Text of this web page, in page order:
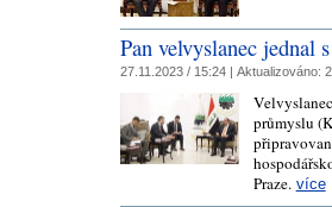
Pan velvyslanec jednal
27.11.2023 / 15:24 | Aktualizováno:
průmyslu
Praze. více